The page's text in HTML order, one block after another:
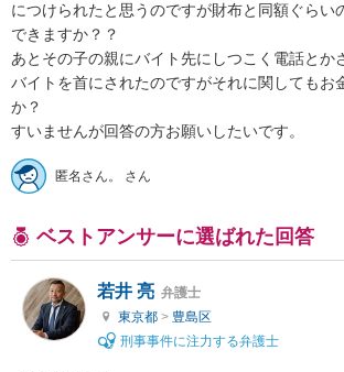
につけられたと思うのですが財布と同額ぐらい
できますか？？
あとその子の親にバイト先にしつこく電話とか
バイトを首にされたのですがそれに関してもお
か？
すいませんが回答の方お願いしたいです。
匿名さん。 さん
ベストアンサーに選ばれた回答
若井 亮 弁護士
東京都 > 豊島区
刑事事件に注力する弁護士